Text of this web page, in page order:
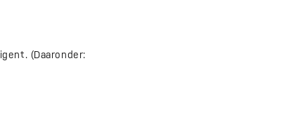
(Daaronder: